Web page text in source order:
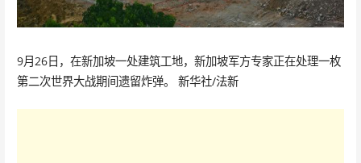
9月26日，在新加坡一处建筑工地，新加坡军方专家正在处理一枚
第二次世界大战期间遗留炸弹。 新华社/法新